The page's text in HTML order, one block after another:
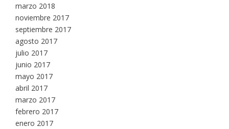
marzo 2018
noviembre 2017
septiembre 2017
agosto 2017
julio 2017
junio 2017
mayo 2017
abril 2017
marzo 2017
febrero 2017
enero 2017